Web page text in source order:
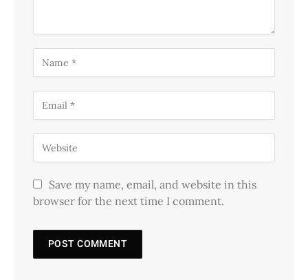
Save my name, email, and website in this
browser for the next time I comment.